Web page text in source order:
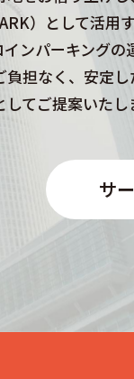
）として活用
インパーキングの
負担なく、安定
てご提案いたし
サ